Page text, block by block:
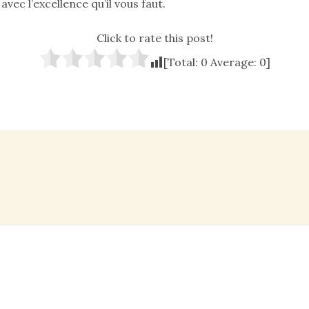
l’excellence qu’il vous faut.
Click to rate this post!
[Total: 0 Average: 0]